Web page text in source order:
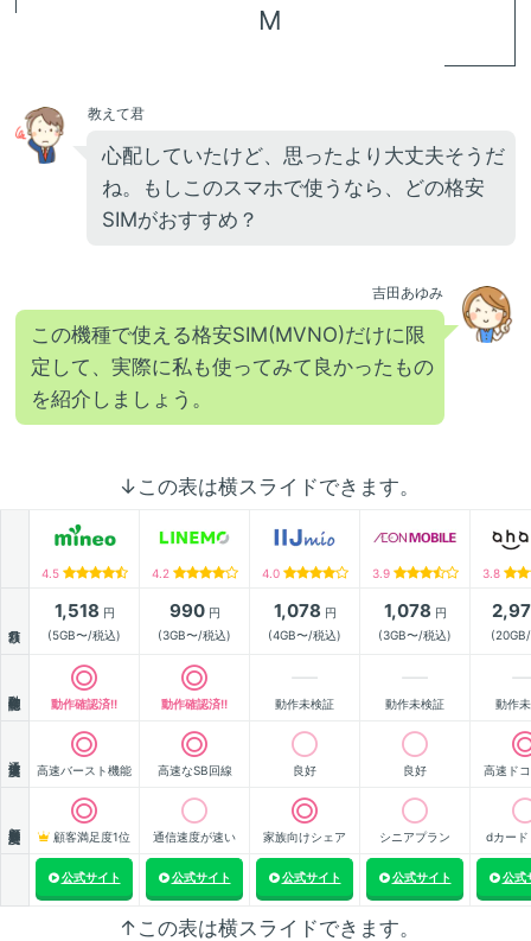
M
教えて君
心配していたけど、思ったより大丈夫そうだ
ね。もしこのスマホで使うなら、どの格安
SIMがおすすめ？
吉田あゆみ
この機種で使える格安SIM(MVNO)だけに限
定して、実際に私も使ってみて良かったもの
を紹介しましょう。
↓この表は横スライドできます。
4.5 4.2 4.0 3.9 3.8
1,518 円
(5GB〜/税込)
990円
(3GB〜/税込)
1,078 円
(4GB〜/税込)
1,078 円
(3GB〜/税込)
動作確認済!! 動作確認済!! 動作未検証 動作未検証 動作
高速バースト機能 高速なSB回線 良好 良好 高速ド
顧客満足度1位 通信速度が速い 家族向けシェア シニアプラン dカード
公式サイト 公式サイト 公式サイト 公式サイト 公式
↑この表は横スライドできます。